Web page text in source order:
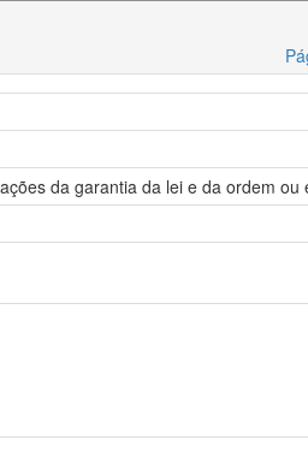
da garantia da lei e da ordem